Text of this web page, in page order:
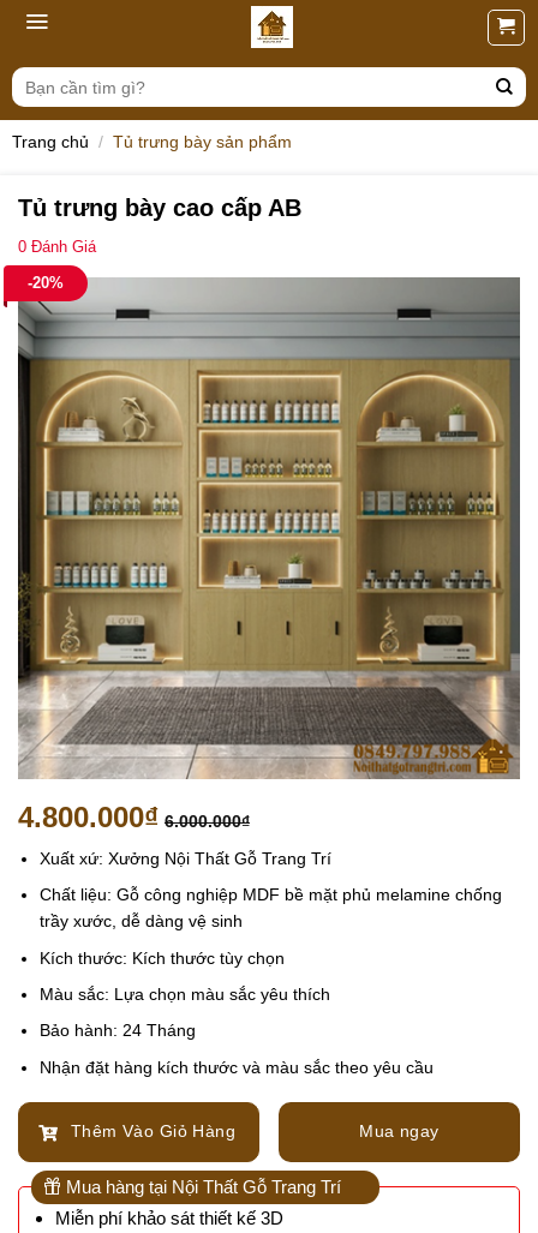
Skip
content
Tìm
kiếm:
Trang chủ / Tủ trưng bày sản phẩm
Tủ trưng bày cao cấp AB
0 Đánh Giá
-20%
4.800.000₫ 6.000.000₫
Xuất xứ: Xưởng Nội Thất Gỗ Trang Trí
Chất liệu: Gỗ công nghiệp MDF bề mặt phủ melamine chống
trầy xước, dễ dàng vệ sinh
Kích thước: Kích thước tùy chọn
Màu sắc: Lựa chọn màu sắc yêu thích
Bảo hành: 24 Tháng
Nhận đặt hàng kích thước và màu sắc theo yêu cầu
Thêm Vào Giỏ Hàng Mua ngay
Mua hàng tại Nội Thất Gỗ Trang Trí
Miễn phí khảo sát thiết kế 3D